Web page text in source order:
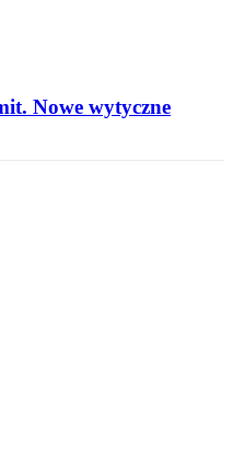
Nowe wytyczne